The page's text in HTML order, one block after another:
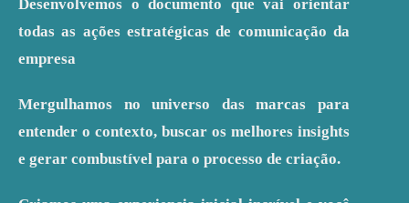
Desenvolvemos o documento que vai orientar
todas as ações estratégicas de comunicação da
empresa
Mergulhamos no universo das marcas para
entender o contexto, buscar os melhores insights
e gerar combustível para o processo de criação.